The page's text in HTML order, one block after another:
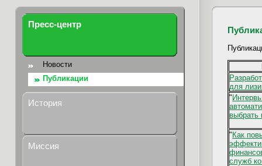
Пресс-центр
Новости
Публикации
История
Миссия
для
"
выбрать
"Как
служб